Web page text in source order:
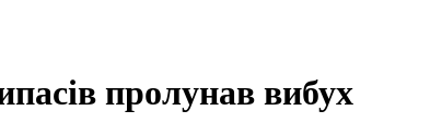
пролунав вибух